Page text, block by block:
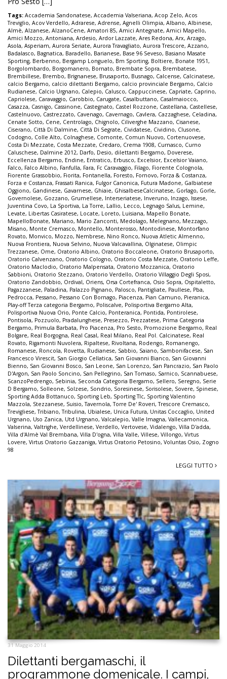
Tags: Accademia Sandonatese, Accademia Valseriana, Acop Zelo, Acos
Treviglio, Acov Verdello, Adrarese, Adrense, Agnelli Olimpia, Albano, Albinese,
Almè, Alzanese, AlzanoCene, Amatori 85, Amici Antegnate, Amici Mapello,
Amici Mozzo, Antoniana, Ardesio, Ardor Lazzate, Ares Redona, Arx, Arzago,
Asola, Asperiam, Aurora Seriate, Aurora Travagliato, Aurora Trescore, Azzano,
Badalasco, Bagnatica, Baradello, Barianese, Base 96 Seveso, Basiano Masate
Sporting, Berbenno, Bergamp Longuelo, Bm Sporting, Boltiere, Bonate 1951,
Borgolombardo, Borgomanero, Bornato, Brembate Sopra, Brembatese,
Brembillese, Brembo, Brignanese, Brusaporto, Busnago, Calcense, Calcinatese,
calcio Bergamo, calcio dilettanti Bergamo, calcio provinciale Bergamo, Calcio
Rudianese, Calcio Urgnano, Calepio, Calusco, Cappuccinese, Capriate, Caprino,
Capriolese, Caravaggio, Carobbio, Carugate, Casalbuttano, Casalmaiocco,
Casazza, Casnigo, Cassinone, Castegnato, Castel Rozzone, Castellana, Castellese,
Castelnuovo, Castrezzato, Cavenago, Cavernago, Cavlera, Cazzaghese, Celadina,
Cenate Sotto, Cene, Centrolago, Chignolo, Ciliverghe Mazzano, Cisanese,
Ciserano, Città Di Dalmine, Città Di Segrate, Cividatese, Cividino, Clusone,
Codogno, Colle Alto, Colnaghese, Comonte, Comun Nuovo, Cortenuovese,
Costa Di Mezzate, Costa Mezzate, Credaro, Crema 1908, Curnasco, Curno
Caluschese, Dalmine 2012, Darfo, Desio, dilettanti Bergamo, Doverese,
Eccellenza Bergamo, Endine, Entratico, Erbusco, Excelsior, Excelsior Vaiano,
Falco, Falco Albino, Fanfulla, Fara, Fc Caravaggio, Filago, Fiorente Colognola,
Fiorente Grassobbio, Fiorita, Fontanella, Foresto, Fornovo, Forza & Costanza,
Forza e Costanza, Frassati Ranica, Fulgor Canonica, Futura Madone, Galbiatese
Oggiono, Gandinese, Gavarnese, Ghiaie, GhisalbeseCalcinatese, Gorlago, Gorle,
Governolese, Gozzano, Grumellese, Interseriatese, Inveruno, Inzago, Issese,
Juventina Covo, La Sportiva, La Torre, Lallio, Lecco, Legnago Salus, Lemine,
Levate, Libertas Casiratese, Locate, Loreto, Luisiana, Mapello Bonate,
MapelloBonate, Mariano, Mario Zanconti, Medolago, Melegnano, Mezzago,
Misano, Monte Cremasco, Montello, Monterosso, Montodinese, Montorfano
Rovato, Monvico, Mozzo, Nembrese, Nino Ronco, Nuova Atletic Almenno,
Nuova Frontiera, Nuova Selvino, Nuova Valcavallina, Olginatese, Olimpic
Trezzanese, Ome, Oratorio Albino, Oratorio Boccaleone, Oratorio Brusaporto,
Oratorio Calvenzano, Oratorio Cologno, Oratorio Costa Mezzate, Oratorio Leffe,
Oratorio Maclodio, Oratorio Malpensata, Oratorio Mozzanica, Oratorio
Sabbioni, Oratorio Stezzano, Oratorio Verdello, Oratorio Villaggio Degli Sposi,
Oratorio Zandobbio, Ordival, Oriens, Orsa Cortefranca, Osio Sopra, Ospitaletto,
Pagazzanese, Paladina, Palazzo Pignano, Palosco, Pantigliate, Paullese, Pba,
Pedrocca, Pessano, Pessano Con Bornago, Piacenza, Pian Camuno, Pieranica,
Play-off Terza categoria Bergamo, Poliscalve, Polisportiva Bergamo Alta,
Polisportiva Nuova Orio, Ponte Calcio, Ponteranica, Pontida, Pontirolese,
Pontisola, Pozzuolo, Pradalunghese, Presezzo, Prezzatese, Prima Categoria
Bergamo, Primula Barbata, Pro Piacenza, Pro Sesto, Promozione Bergamo, Real
Bolgare, Real Borgogna, Real Casal, Real Milano, Real Pol. Calcinatese, Real
Rovato, Rigamonti Nuvolera, Ripaltese, Rivoltana, Rodengo, Romanengo,
Romanese, Roncola, Rovetta, Rudianese, Sabbio, Saiano, Sambonifacese, San
Francesco Virescit, San Giorgio Cellatica, San Giovanni Bianco, San Giovanni
Bienno, San Giovanni Bosco, San Leone, San Lorenzo, San Pancrazio, San Paolo
D'Argon, San Paolo Soncino, San Pellegrino, San Tomaso, Sarnico, Scannabuese,
ScanzoPedrengo, Sebinia, Seconda Categoria Bergamo, Sellero, Seregno, Serie
D Bergamo, Solleone, Solzese, Sondrio, Soresinese, Sorisolese, Sovere, Spinese,
Sporting Adda Bottanuco, Sporting Leb, Sporting Tlc, Sporting Valentino
Mazzola, Stezzanese, Suisio,Tavernola,Torre De' Roveri,Trescore Cremasco,
Trevigliese,Tribiano,Tribulina, Ubialese, Unica Futura, Unitas Coccaglio, United
Urgnano, Uso Zanica, Utd Urgnano, Valcalepio, Valle Imagna, Vallecamonica,
Valserina, Valtrighe, Verdellinese, Verdello, Vertovese, Vidalengo, Villa D'adda,
Villa d'Almè Val Brembana, Villa D'ogna, Villa Valle, Villese, Villongo, Virtus
Lovere, Virtus Oratorio Gazzaniga, Virtus Oratorio Petosino, Voluntas Osio, Zogno
98
LEGGI TUTTO
31 Maggio 2014
Dilettanti bergamaschi, il
programmone domenicale. I campi,